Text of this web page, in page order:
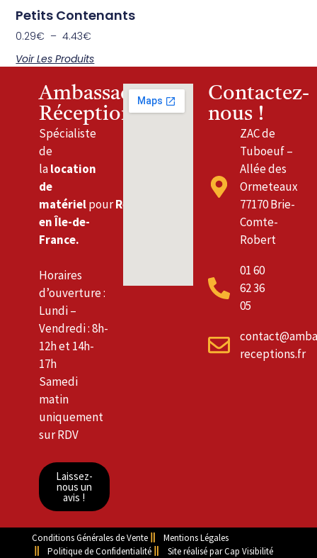
Petits Contenants
0.29€ – 4.43€
Voir Les Produits
Ambassade
Réceptions
Spécialiste
de
lalocation
de
matérielpourRéceptions
en Île-de-
France.
Horaires
d’ouverture :
Lundi –
Vendredi : 8h-
12h et 14h-
17h
Samedi
matin
uniquement
sur RDV
Laissez-
nous un
avis !
Contactez-
nous !
ZAC de
Tuboeuf –
Allée des
Ormeteaux
77170 Brie-
Comte-
Robert
01 60
62 36
05
receptions.fr
Conditions Générales de Vente
Mentions Légales
Politique de Confidentialité
Site réalisé par Cap Visibilité